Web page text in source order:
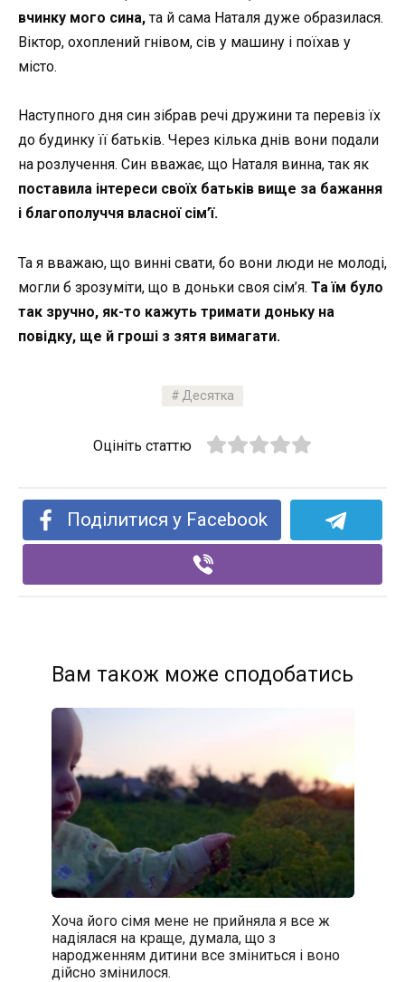
вчинку мого сина, та й сама Наталя дуже образилася.
Віктор, охоплений гнівом, сів у машину і поїхав у
місто.
Наступного дня син зібрав речі дружини та перевіз їх
до будинку її батьків. Через кілька днів вони подали
на розлучення. Син вважає, що Наталя винна, так як
поставила інтереси своїх батьків вище за бажання
і благополуччя власної сім’ї.
Та я вважаю, що винні свати, бо вони люди не молоді,
могли б зрозуміти, що в доньки своя сім’я. Та їм було
так зручно, як-то кажуть тримати доньку на
повідку, ще й гроші з зятя вимагати.
Десятка
Оцініть статтю
Поділитися у Facebook
Вам також може сподобатись
Хоча його сімя мене не прийняла я все ж
надіялася на краще, думала, що з
народженням дитини все зміниться і воно
дійсно змінилося.